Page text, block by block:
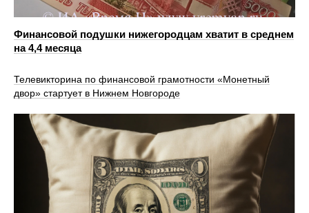
Финансовой подушки нижегородцам хватит в среднем
на 4,4 месяца
Телевикторина по финансовой грамотности «Монетный
двор» стартует в Нижнем Новгороде